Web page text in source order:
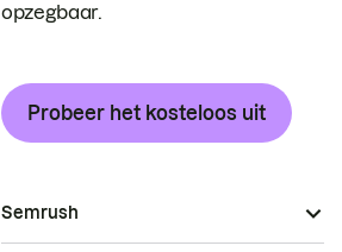
opzegbaar.
Probeer het kosteloos uit
Semrush